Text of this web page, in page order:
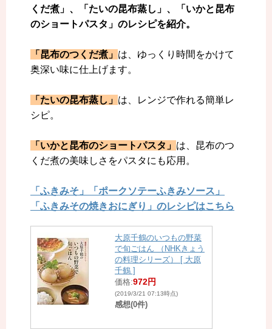
くだ煮」、「たいの昆布蒸し」、「いかと昆布
のショートパスタ」のレシピを紹介。
「昆布のつくだ煮」 は、ゆっくり時間をかけて
奥深い味に仕上げます。
「たいの昆布蒸し」 は、レンジで作れる簡単レ
シピ。
「いかと昆布のショートパスタ」 は、昆布のつ
くだ煮の美味しさをパスタにも応用。
「ふきみそ」「ポークソテーふきみソース」
「ふきみその焼きおにぎり」のレシピはこちら
大原千鶴のいつもの野菜
で旬ごはん （NHKきょう
の料理シリーズ） [ 大原
千鶴 ]
価格:972円
(2019/3/21 07:13時点)
感想(0件)